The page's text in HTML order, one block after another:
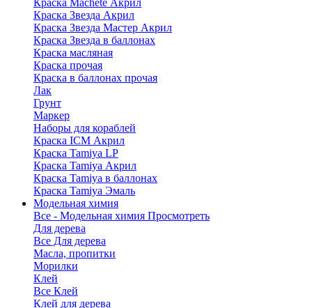
Краска Machete Акрил
Краска Звезда Акрил
Краска Звезда Мастер Акрил
Краска Звезда в баллонах
Краска масляная
Краска прочая
Краска в баллонах прочая
Лак
Грунт
Маркер
Наборы для кораблей
Краска ICM Акрил
Краска Tamiya LP
Краска Tamiya Акрил
Краска Tamiya в баллонах
Краска Tamiya Эмаль
Модельная химия
Все - Модельная химия Просмотреть
Для дерева
Все Для дерева
Масла, пропитки
Морилки
Клей
Все Клей
Клей для дерева